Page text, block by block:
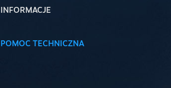
INFORMACJE
POMOC TECHNICZNA